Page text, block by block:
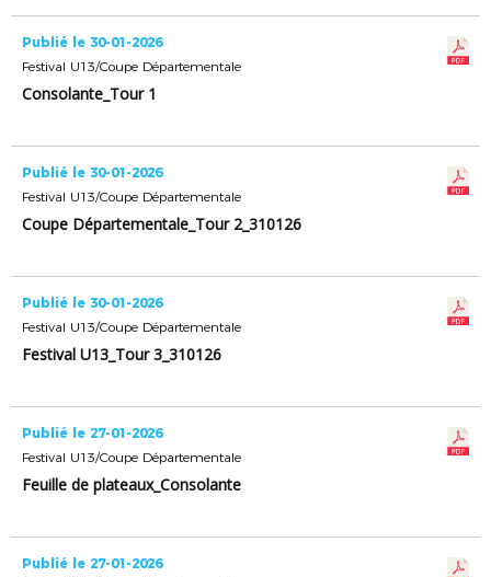
Publié le 30-01-2026
Festival U13/Coupe Départementale
Consolante_Tour 1
Publié le 30-01-2026
Festival U13/Coupe Départementale
Coupe Départementale_Tour 2_310126
Publié le 30-01-2026
Festival U13/Coupe Départementale
Festival U13_Tour 3_310126
Publié le 27-01-2026
Festival U13/Coupe Départementale
Feuille de plateaux_Consolante
Publié le 27-01-2026